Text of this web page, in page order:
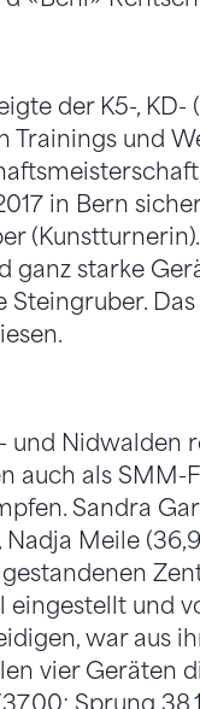
der K5-, KD- (
Trainings und
in Bern
ganz starke
Steingruber.
und Nidwalden
auch als SMM-
Sandra
Nadja Meile
und
war aus
vier Geräten